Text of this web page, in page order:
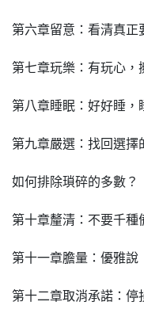
第六章留意：看清真正
第七章玩樂：有玩心，
第八章睡眠：好好睡，
第九章嚴選：找回選擇
如何排除瑣碎的多數？
第十章釐清：不要千
第十一章膽量：優雅說
第十二章取消承諾：停